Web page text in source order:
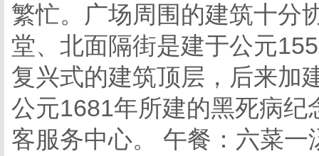
繁忙。广场周围的建筑十分
堂、北面隔街是建于公元
复兴式的建筑顶层，后来加
公元1681年所建的黑死病
客服务中心。 午餐：六菜